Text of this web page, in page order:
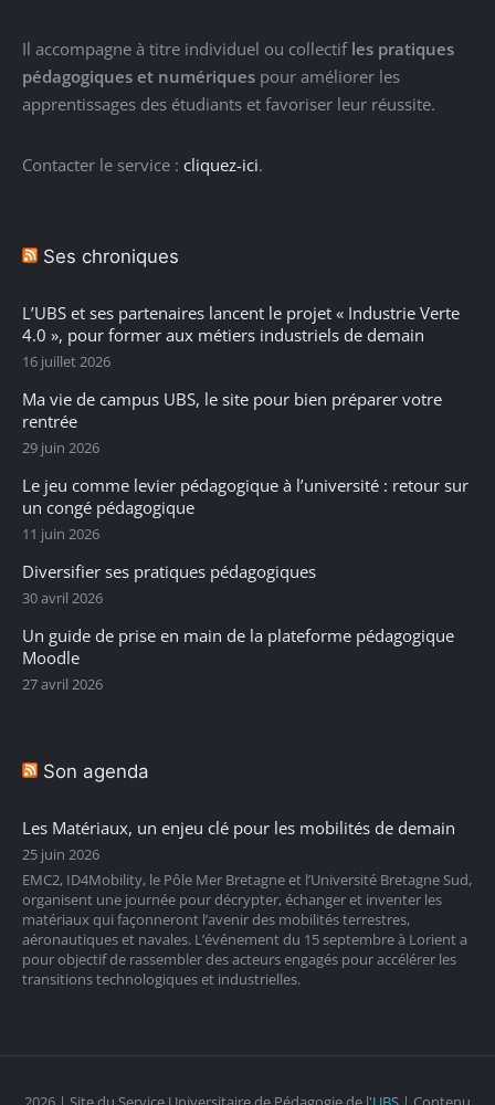
Il accompagne à titre individuel ou collectif les pratiques
pédagogiques et numériques pour améliorer les
apprentissages des étudiants et favoriser leur réussite.
Contacter le service : cliquez-ici.
Ses chroniques
L’UBS et ses partenaires lancent le projet « Industrie Verte
4.0 », pour former aux métiers industriels de demain
16 juillet 2026
Ma vie de campus UBS, le site pour bien préparer votre
rentrée
29 juin 2026
Le jeu comme levier pédagogique à l’université : retour sur
un congé pédagogique
11 juin 2026
Diversifier ses pratiques pédagogiques
30 avril 2026
Un guide de prise en main de la plateforme pédagogique
Moodle
27 avril 2026
Son agenda
Les Matériaux, un enjeu clé pour les mobilités de demain
25 juin 2026
EMC2, ID4Mobility, le Pôle Mer Bretagne et l’Université Bretagne Sud,
organisent une journée pour décrypter, échanger et inventer les
matériaux qui façonneront l’avenir des mobilités terrestres,
aéronautiques et navales. L’événement du 15 septembre à Lorient a
pour objectif de rassembler des acteurs engagés pour accélérer les
transitions technologiques et industrielles.